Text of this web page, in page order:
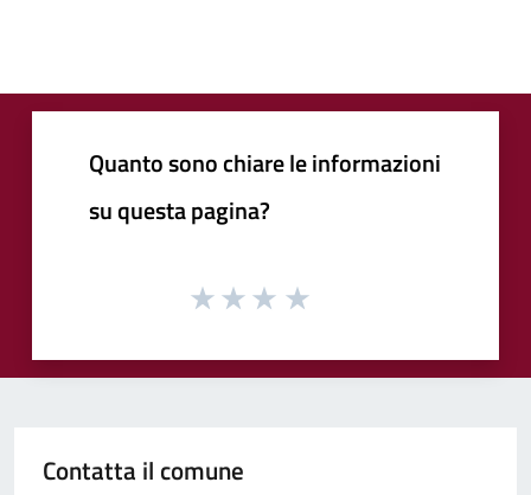
Quanto sono chiare le informazioni
su questa pagina?
Contatta il comune